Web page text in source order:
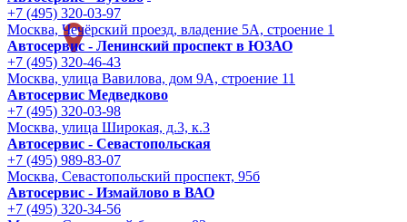
+7 (495) 320-03-97
Москва, Чечёрский проезд, владение 5А, строение 1
Автосервис - Ленинский проспект в ЮЗАО
+7 (495) 320-46-43
Москва, улица Вавилова, дом 9A, строение 11
Автосервис Медведково
+7 (495) 320-03-98
Москва, улица Широкая, д.3, к.3
Автосервис - Cевастопольская
+7 (495) 989-83-07
Москва, Севастопольский проспект, 95б
Автосервис - Измайлово в ВАО
+7 (495) 320-34-56